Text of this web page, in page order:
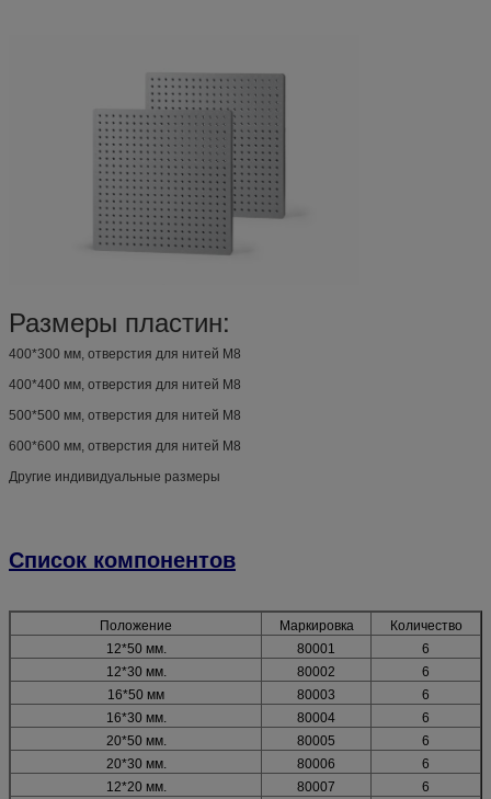
Размеры пластин:
400*300 мм, отверстия для нитей M8
400*400 мм, отверстия для нитей M8
500*500 мм, отверстия для нитей M8
600*600 мм, отверстия для нитей M8
Другие индивидуальные размеры
Список компонентов
Положение Маркировка
Количество
12*50 мм.
80001
6
12*30 мм.
80002
6
16*50 мм
80003
6
16*30 мм.
80004
6
20*50 мм.
80005
6
20*30 мм.
80006
6
12*20 мм.
80007
6